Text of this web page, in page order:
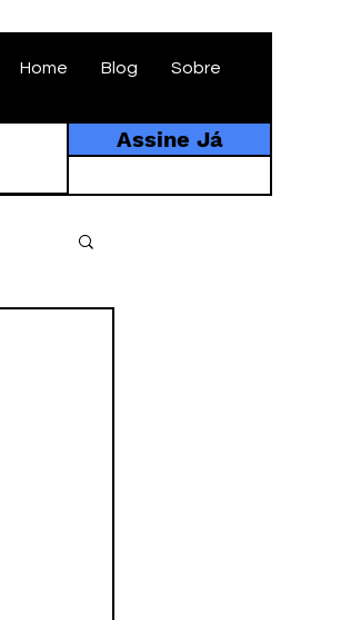
Home Blog Sobre
Assine Já